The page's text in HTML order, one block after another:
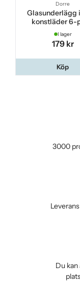
Dorre
Glasunderlägg
konstläder 6-
I lager
179 kr
Köp
3000
Du